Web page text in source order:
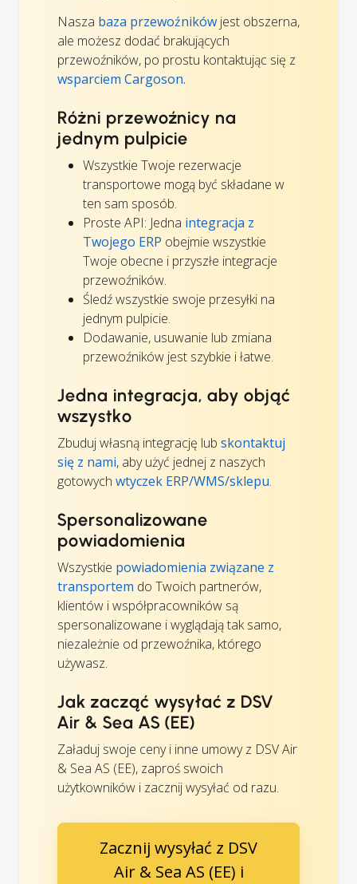
Nasza baza przewoźników jest obszerna,
ale możesz dodać brakujących
przewoźników, po prostu kontaktując się z
wsparciem Cargoson.
Różni przewoźnicy na
jednym pulpicie
Wszystkie Twoje rezerwacje
transportowe mogą być składane w
ten sam sposób.
Proste API: Jedna integracja z
Twojego ERP obejmie wszystkie
Twoje obecne i przyszłe integracje
przewoźników.
Śledź wszystkie swoje przesyłki na
jednym pulpicie.
Dodawanie, usuwanie lub zmiana
przewoźników jest szybkie i łatwe.
Jedna integracja, aby objąć
wszystko
Zbuduj własną integrację lub skontaktuj
się z nami, aby użyć jednej z naszych
gotowych wtyczek ERP/WMS/sklepu.
Spersonalizowane
powiadomienia
Wszystkie powiadomienia związane z
transportem do Twoich partnerów,
klientów i współpracowników są
spersonalizowane i wyglądają tak samo,
niezależnie od przewoźnika, którego
używasz.
Jak zacząć wysyłać z DSV
Air & Sea AS (EE)
Załaduj swoje ceny i inne umowy z DSV Air
& Sea AS (EE), zaproś swoich
użytkowników i zacznij wysyłać od razu.
Zacznij wysyłać z DSV
Air & Sea AS (EE) i